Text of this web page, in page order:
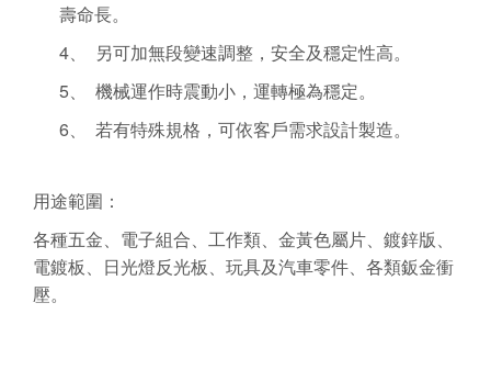
壽命長。
4、 另可加無段變速調整，安全及穩定性高。
5、 機械運作時震動小，運轉極為穩定。
6、 若有特殊規格，可依客戶需求設計製造。
用途範圍：
各種五金、電子組合、工作類、金黃色屬片、鍍鋅版、
電鍍板、日光燈反光板、玩具及汽車零件、各類鈑金衝
壓。